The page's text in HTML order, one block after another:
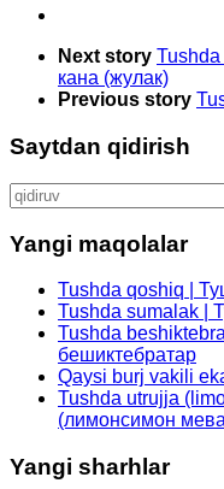
Next story Tushda
кана (жулак)
Previous story
Saytdan qidirish
Qidirshish:
Yangi maqolalar
Tushda qoshiq |
Tushda sumalak |
Tushda
бешиктебратар
Qaysi burj vakili
Tushda utrujja
(лимонсимон
Yangi sharhlar